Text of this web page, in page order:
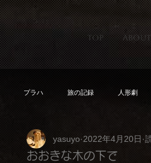
TOP about
プラハ 旅の記録 人形劇
おおきな木の下で
yasuyo 2022年4月20日